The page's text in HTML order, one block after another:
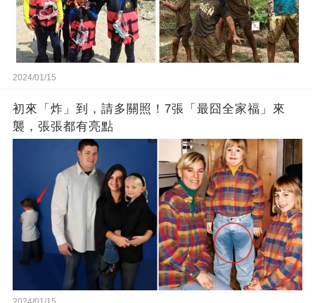
2024/01/15
初來「炸」到，請多關照！7張「最囧全家福」來
襲，張張都有亮點